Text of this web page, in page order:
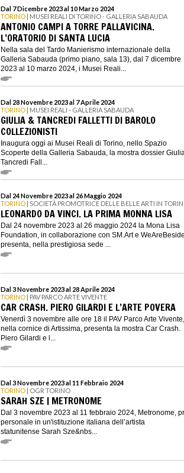
Dal 7 Dicembre 2023 al 10 Marzo 2024
TORINO | MUSEI REALI DI TORINO - GALLERIA SABAUDA
ANTONIO CAMPI A TORRE PALLAVICINA.
L’ORATORIO DI SANTA LUCIA
Nella sala del Tardo Manierismo internazionale della
Galleria Sabauda (primo piano, sala 13), dal 7 dicembre
2023 al 10 marzo 2024, i Musei Reali...
Dal 28 Novembre 2023 al 7 Aprile 2024
TORINO | MUSEI REALI - GALLERIA SABAUDA
GIULIA & TANCREDI FALLETTI DI BAROLO
COLLEZIONISTI
Inaugura oggi ai Musei Reali di Torino, nello Spazio
Scoperte della Galleria Sabauda, la mostra dossier
Tancredi Fall...
Dal 24 Novembre 2023 al 26 Maggio 2024
TORINO | SOCIETÀ PROMOTRICE DELLE BELLE ARTI IN
LEONARDO DA VINCI. LA PRIMA MONNA LISA
Dal 24 novembre 2023 al 26 maggio 2024 la Mona Lisa
Foundation, in collaborazione con SM.Art e WeAreBeside
presenta, nella prestigiosa sede ...
Dal 3 Novembre 2023 al 28 Aprile 2024
TORINO | PAV PARCO ARTE VIVENTE
CAR CRASH. PIERO GILARDI E L’ARTE POVERA
Venerdì 3 novembre alle ore 18 il PAV Parco Arte Vivente,
nella cornice di Artissima, presenta la mostra Car Crash.
Piero Gilardi e l...
Dal 3 Novembre 2023 al 11 Febbraio 2024
TORINO | OGR TORINO
SARAH SZE | METRONOME
Dal 3 novembre 2023 al 11 febbraio 2024, Metronome,
personale in un'istituzione italiana dell’artista
statunitense Sarah Sze&nbs...